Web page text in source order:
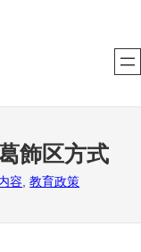
飾区方式
容 , 教育政策